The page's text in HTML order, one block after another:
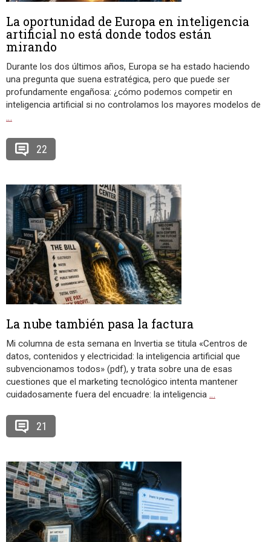
La oportunidad de Europa en inteligencia
artificial no está donde todos están
mirando
Durante los dos últimos años, Europa se ha estado haciendo
una pregunta que suena estratégica, pero que puede ser
profundamente engañosa: ¿cómo podemos competir en
inteligencia artificial si no controlamos los mayores modelos de
…
22
La nube también pasa la factura
Mi columna de esta semana en Invertia se titula «Centros de
datos, contenidos y electricidad: la inteligencia artificial que
subvencionamos todos» (pdf), y trata sobre una de esas
cuestiones que el marketing tecnológico intenta mantener
cuidadosamente fuera del encuadre: la inteligencia …
21